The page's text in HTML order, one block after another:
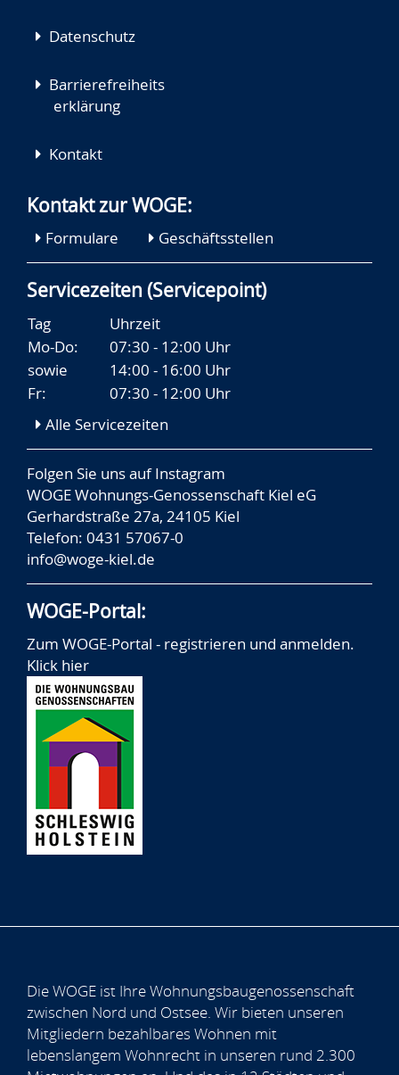
Datenschutz
Barrierefreiheits
erklärung
Kontakt
Kontakt zur WOGE:
Formulare Geschäftsstellen
Servicezeiten (Servicepoint)
Tag
Uhrzeit
Mo-Do:
07:30 - 12:00 Uhr
sowie
14:00 - 16:00 Uhr
Fr:
07:30 - 12:00 Uhr
Alle Servicezeiten
Folgen Sie uns aufInstagram
WOGE Wohnungs-Genossenschaft Kiel eG
Gerhardstraße 27a, 24105 Kiel
Telefon: 0431 57067-0
info@woge-kiel.de
WOGE-Portal:
Zum WOGE-Portal - registrieren und anmelden.
Klick hier
Die WOGE ist Ihre Wohnungsbaugenossenschaft
zwischen Nord und Ostsee. Wir bieten unseren
Mitgliedern bezahlbares Wohnen mit
lebenslangem Wohnrecht in unseren rund 2.300